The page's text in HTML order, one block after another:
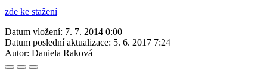
zde ke stažení
Datum vložení: 7. 7. 2014 0:00
Datum poslední aktualizace: 5. 6. 2017 7:24
Autor: Daniela Raková